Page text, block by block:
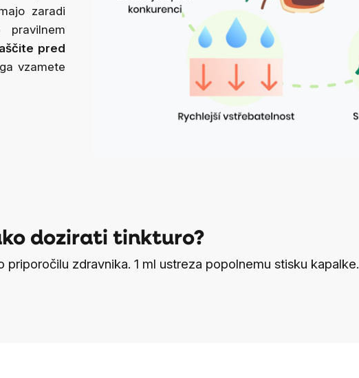
zaradi
pred
vzamete
dozirati tinkturo?
zdravnika. 1 ml ustreza popolnemu stisku kapalke.